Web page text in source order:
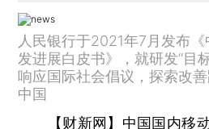
人民银行于2021年7月发布
发进展白皮书》，就研发“目
响应国际社会倡议，探索改
中国
【财新网】 中国国内移